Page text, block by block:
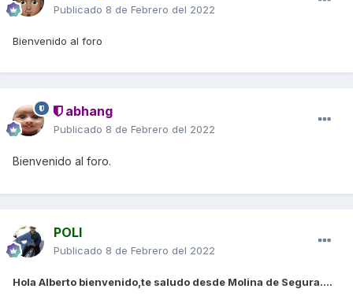
Publicado 8 de Febrero del 2022
Bienvenido al foro
abhang
Publicado 8 de Febrero del 2022
Bienvenido al foro.
POLI
Publicado 8 de Febrero del 2022
Hola Alberto bienvenido,te saludo desde Molina de Segura....